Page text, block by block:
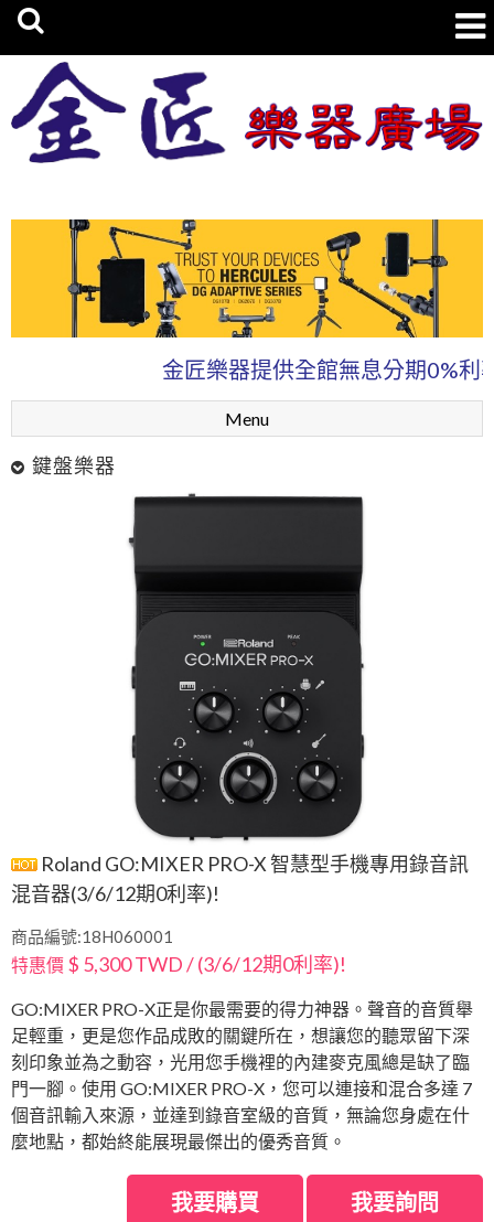
金匠樂器提供全館無息分期0%利率、
Menu
鍵盤樂器
Roland GO:MIXER PRO-X 智慧型手機專用錄音訊
混音器(3/6/12期0利率)!
商品編號:18H060001
特惠價 $ 5,300 TWD / (3/6/12期0利率)!
GO:MIXER PRO-X正是你最需要的得力神器。聲音的音質舉
足輕重，更是您作品成敗的關鍵所在，想讓您的聽眾留下深
刻印象並為之動容，光用您手機裡的內建麥克風總是缺了臨
門一腳。使用 GO:MIXER PRO-X，您可以連接和混合多達 7
個音訊輸入來源，並達到錄音室級的音質，無論您身處在什
麼地點，都始終能展現最傑出的優秀音質。
我要購買 我要詢問